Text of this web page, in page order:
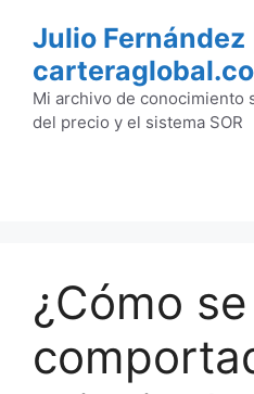
contenido
Julio Fernández |
Mi archivo de conocimiento
del precio y el sistema SOR
¿Cómo